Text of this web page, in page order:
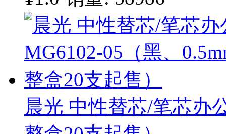
晨光 中性替芯/笔芯办